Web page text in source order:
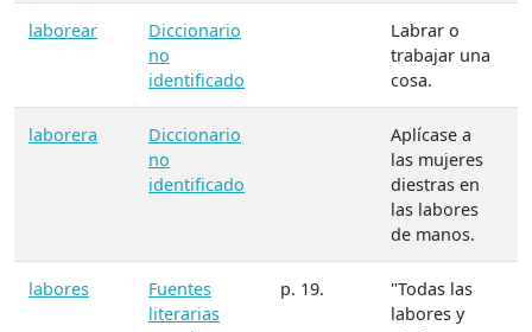
laborear
Diccionario
no
identificado
Labrar o
trabajar una
cosa.
laborera
Diccionario
no
identificado
Aplícase a
las mujeres
diestras en
las labores
de manos.
labores
Fuentes
literarias
p. 19.
"Todas las
labores y